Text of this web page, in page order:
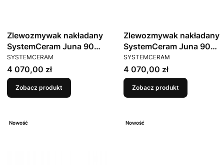
Zlewozmywak nakładany
SystemCeram Juna 90
Schiefer 85 Prawa komora
PRODUCENT
SYSTEMCERAM
Cena
4 070,00 zł
Zobacz produkt
Zlewozmywak nakładany
SystemCeram Juna 90
Nigra 87 Prawa komora
PRODUCENT
SYSTEMCERAM
Cena
4 070,00 zł
Zobacz produkt
Nowość Nowość